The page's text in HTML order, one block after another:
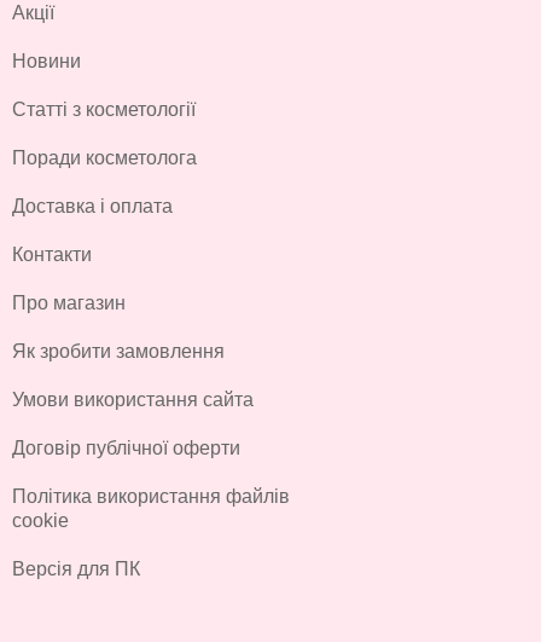
Акції
Новини
Статті з косметології
Поради косметолога
Доставка і оплата
Контакти
Про магазин
Як зробити замовлення
Умови використання сайта
Договір публічної оферти
Політика використання файлів
cookie
Версія для ПК